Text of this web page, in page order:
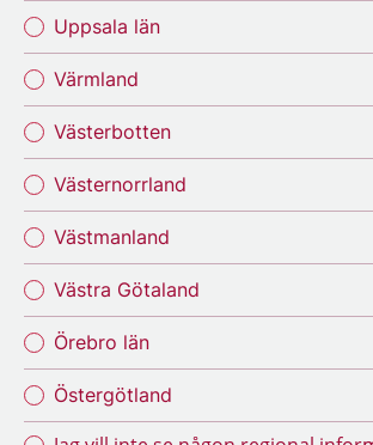
Uppsala län
Värmland
Västerbotten
Västernorrland
Västmanland
Västra Götaland
Örebro län
Östergötland